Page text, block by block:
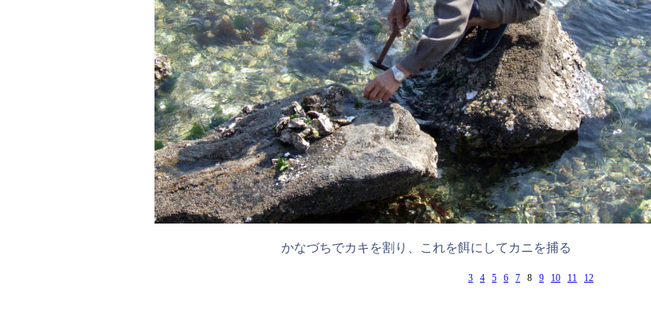
かなづちでカキを割り、これを餌にしてカニを捕る
3 4 5 6 7 8 9 10 11 12